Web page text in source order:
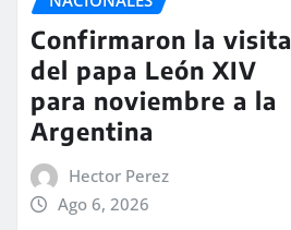
Confirmaron la visita
del papa León XIV
para noviembre a la
Argentina
Hector Perez
Ago 6, 2026